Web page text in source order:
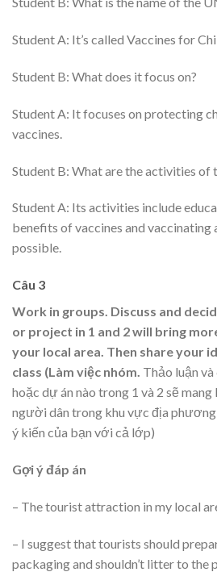
Student A: It’s called Vaccines for
Student B: What does it focus on?
Student A: It focuses on protecting
vaccines.
Student B: What are the activities of
Student A: Its activities include
benefits of vaccines and vaccinating
possible.
Câu 3
Work in groups. Discuss and
or project in 1 and 2 will bring
your local area. Then share your
class (Làm việc nhóm. Thảo luận
hoặc dự án nào trong 1 và 2 sẽ
người dân trong khu vực địa phương
ý kiến của bạn với cả lớp)
Gợi ý đáp án
– The tourist attraction in my local
– I suggest that tourists should
packaging and shouldn’t litter to the